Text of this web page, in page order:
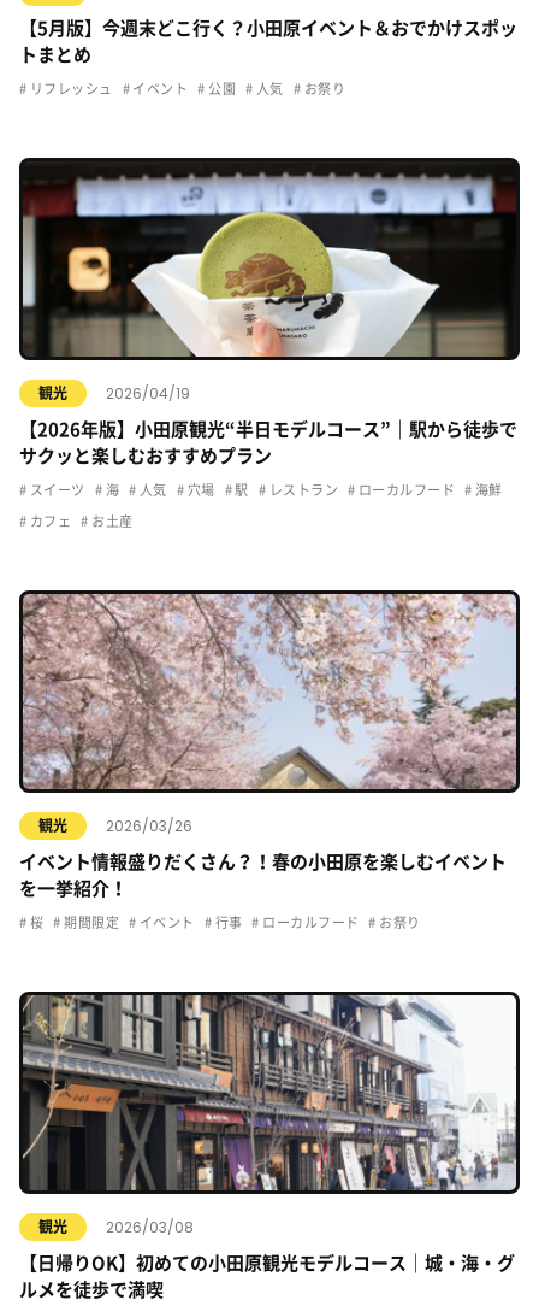
【5月版】今週末どこ行く？小田原イベント＆おでかけスポッ
トまとめ
リフレッシュ イベント 公園 人気 お祭り
観光 2026/04/19
【2026年版】小田原観光“半日モデルコース”｜駅から徒歩で
サクッと楽しむおすすめプラン
スイーツ 海 人気 穴場 駅 レストラン ローカルフード 海鮮
カフェ お土産
観光 2026/03/26
イベント情報盛りだくさん？！春の小田原を楽しむイベント
を一挙紹介！
桜 期間限定 イベント 行事 ローカルフード お祭り
観光 2026/03/08
【日帰りOK】初めての小田原観光モデルコース｜城・海・グ
ルメを徒歩で満喫